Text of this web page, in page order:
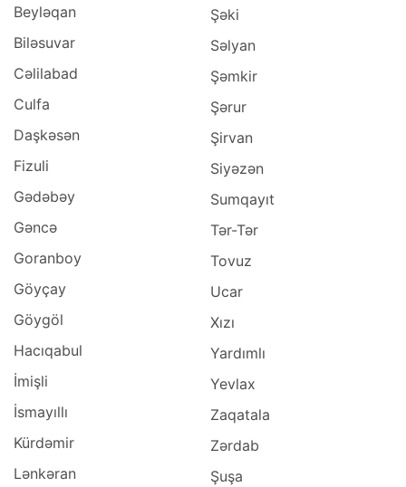
Beyləqan
Biləsuvar
Cəlilabad
Culfa
Daşkəsən
Fizuli
Gədəbəy
Gəncə
Goranboy
Göyçay
Göygöl
Hacıqabul
İmişli
İsmayıllı
Kürdəmir
Lənkəran
Şəki
Səlyan
Şəmkir
Şərur
Şirvan
Siyəzən
Sumqayıt
Tər-Tər
Tovuz
Ucar
Xızı
Yardımlı
Yevlax
Zaqatala
Zərdab
Şuşa